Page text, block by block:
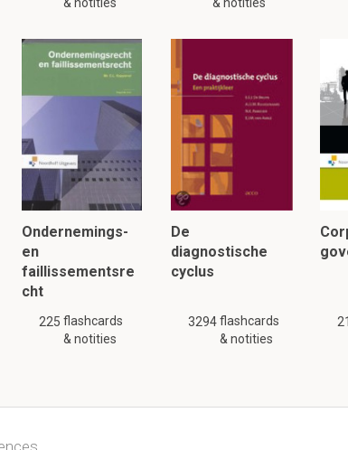
lichamelijke behoeften
. (behoefte aan
communicerenom aan middekentegeraken ,
(geldgoederen , hulp van anderen).
verder te lezen, klik hier:
Ondernemings-
en
faillissementsre
cht
225 flashcards
& notities
De
diagnostische
cyclus
3294flashcards
& notities